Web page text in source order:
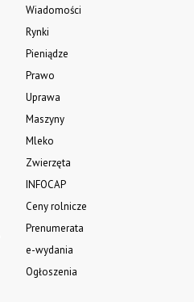
Wiadomości
Rynki
Pieniądze
Prawo
Uprawa
Maszyny
Mleko
Zwierzęta
INFOCAP
Ceny rolnicze
Prenumerata
e-wydania
Ogłoszenia